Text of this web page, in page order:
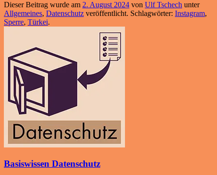
Dieser Beitrag wurde am 2. August 2024 von Ulf Tschech unter
Allgemeines, Datenschutz veröffentlicht. Schlagwörter: Instagram,
Sperre, Türkei.
Basiswissen Datenschutz